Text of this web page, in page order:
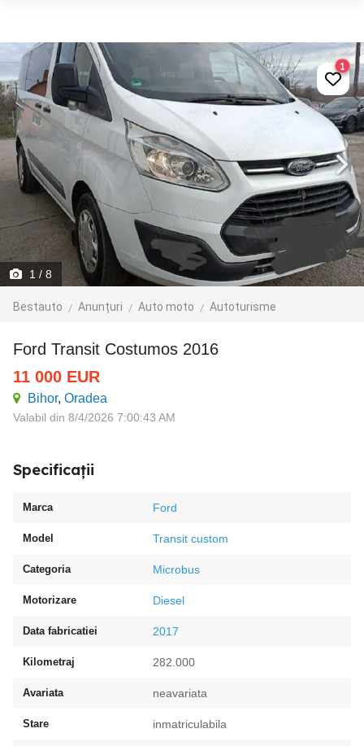
1 / 8
Bestauto Anunțuri Auto moto Autoturisme
1
Ford Transit Costumos 2016
11 000 EUR
Bihor, Oradea
Valabil din 8/4/2026 7:00:43 AM
Specificații
Marca Ford
Model Transit custom
Categoria Microbus
Motorizare Diesel
Data fabricatiei 2017
Kilometraj 282.000
Avariata neavariata
Stare inmatriculabila